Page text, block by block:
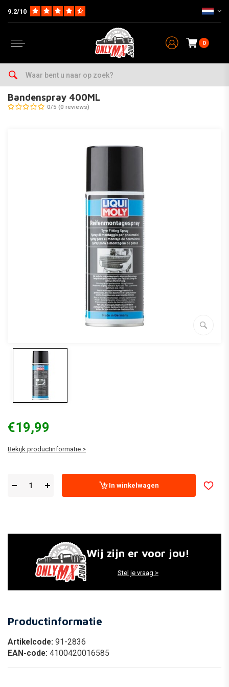
9.2/10
0
Home Bandenspray 400ML
Bandenspray 400ML
0/5 (0 reviews)
€19,99
Bekijk productinformatie >
In winkelwagen
Wij zijn er voor jou!
Stel je vraag >
Productinformatie
Artikelcode: 91-2836
EAN-code: 4100420016585